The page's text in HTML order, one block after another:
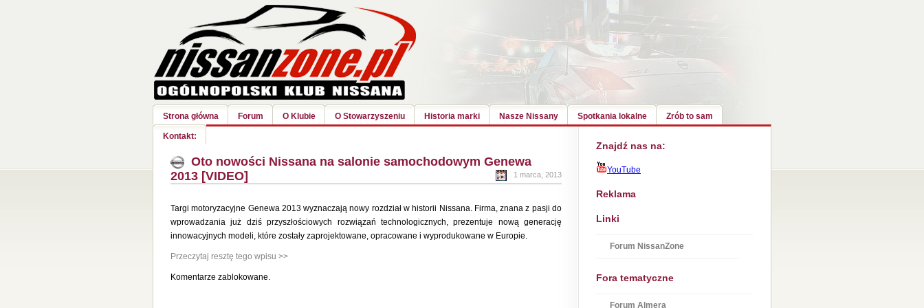
Strona główna Forum O Klubie O Stowarzyszeniu Historia marki Nasze Nissany Spotkania lokalne Zrób to sam
Kontakt:
Znajdź nas na:
YouTube
Reklama
Linki
Forum NissanZone
Fora tematyczne
Forum Almera
Oto nowości Nissana na salonie samochodowym Genewa
2013 [VIDEO]
1 marca, 2013
Targi motoryzacyjne Genewa 2013 wyznaczają nowy rozdział w historii Nissana. Firma, znana z pasji do
wprowadzania już dziś przyszłościowych rozwiązań technologicznych, prezentuje nową generację
innowacyjnych modeli, które zostały zaprojektowane, opracowane i wyprodukowane w Europie.
Przeczytaj resztę tego wpisu >>
Komentarze zablokowane.